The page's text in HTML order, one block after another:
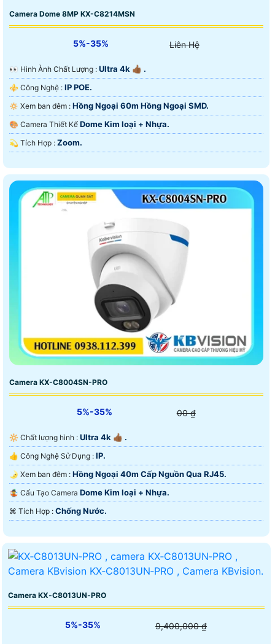
Camera Dome 8MP KX-C8214MSN
5%-35% Liên Hệ
️👀 Hình Ành Chất Lượng : Ultra 4k 👍🏾 .
⚜️ Công Nghệ : IP POE.
🔅 Xem ban đêm : Hồng Ngoại 60m Hồng Ngoại SMD.
🎨 Camera Thiết Kế Dome Kim loại + Nhựa.
️💫 Tích Hợp : Zoom.
Camera KX-C8004SN-PRO
5%-35% 00 ₫
🔆 Chất lượng hình : Ultra 4k 👍🏾 .
👍 Công Nghệ Sử Dụng : IP.
🌛 Xem ban đêm : Hồng Ngoại 40m Cấp Nguồn Qua RJ45.
🤹 Cấu Tạo Camera Dome Kim loại + Nhựa.
️⌘ Tích Hợp : Chống Nước.
Camera KX‑C8013UN‑PRO
5%-35% 9,400,000 ₫